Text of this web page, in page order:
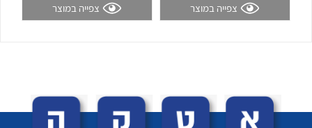
צפייה במוצר צפייה במוצר